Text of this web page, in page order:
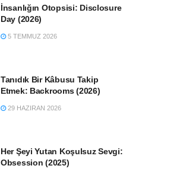
İnsanlığın Otopsisi: Disclosure
Day (2026)
5 TEMMUZ 2026
Tanıdık Bir Kâbusu Takip
Etmek: Backrooms (2026)
29 HAZIRAN 2026
Her Şeyi Yutan Koşulsuz Sevgi:
Obsession (2025)